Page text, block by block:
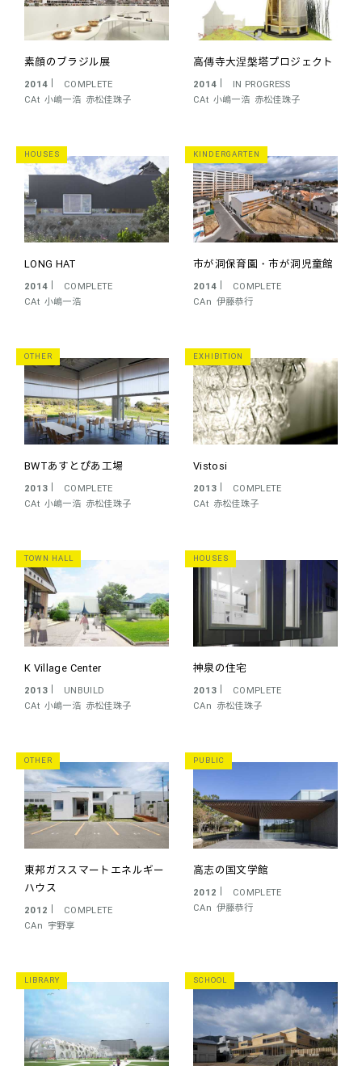
素顔のブラジル展
2014
COMPLETE
CAt 小嶋一浩 赤松佳珠子
高傳寺大涅槃塔プロジェクト
2014
IN PROGRESS
CAt 小嶋一浩 赤松佳珠子
HOUSES
LONG HAT
2014
COMPLETE
CAt 小嶋一浩
KINDERGARTEN
市が洞保育園・市が洞児童館
2014
COMPLETE
CAn 伊藤恭行
OTHER
BWTあすとぴあ工場
2013
COMPLETE
CAt 小嶋一浩 赤松佳珠子
EXHIBITION
Vistosi
2013
COMPLETE
CAt 赤松佳珠子
TOWN HALL
K Village Center
2013
UNBUILD
CAt 小嶋一浩 赤松佳珠子
HOUSES
神泉の住宅
2013
COMPLETE
CAn 赤松佳珠子
OTHER
東邦ガススマートエネルギー
ハウス
2012
COMPLETE
CAn 宇野享
PUBLIC
高志の国文学館
2012
COMPLETE
CAn 伊藤恭行
LIBRARY SCHOOL